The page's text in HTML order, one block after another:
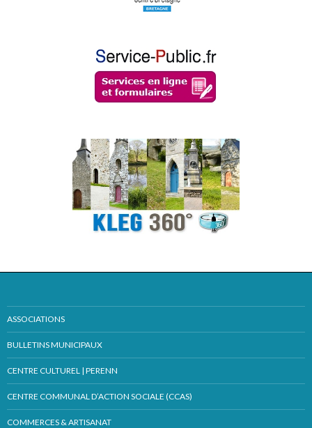
ASSOCIATIONS
BULLETINS MUNICIPAUX
CENTRE CULTUREL | PERENN
CENTRE COMMUNAL D’ACTION SOCIALE (CCAS)
COMMERCES & ARTISANAT